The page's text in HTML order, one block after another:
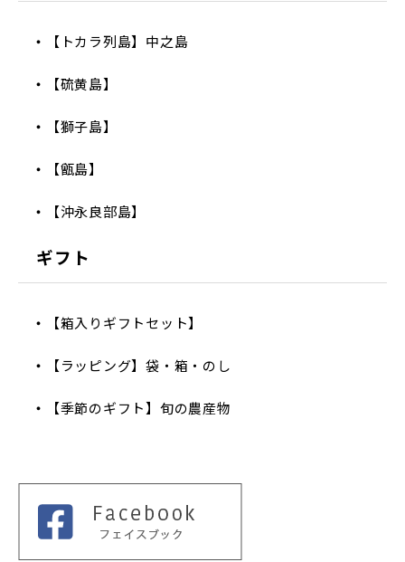
【トカラ列島】中之島
【硫黄島】
【獅子島】
【甑島】
【沖永良部島】
ギフト
【箱入りギフトセット】
【ラッピング】袋・箱・のし
【季節のギフト】旬の農産物